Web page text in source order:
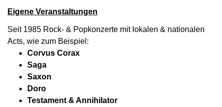
Eigene Veranstaltungen
Seit 1985 Rock- & Popkonzerte mit lokalen & nationalen
Acts, wie zum Beispiel:
Corvus Corax
Saga
Saxon
Doro
Testament & Annihilator